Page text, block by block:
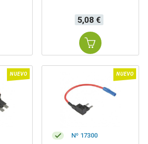
Precio
5,08 €
NUEVO NUEVO
Nº 17300